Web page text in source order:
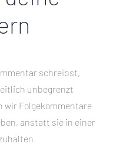
schreibst,
unbegrenzt
wir Folgekommentare
anstatt sie in einer